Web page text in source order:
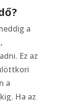
a
Ez az
a
Ha az